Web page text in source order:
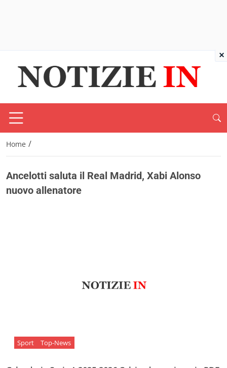
Home /
Ancelotti saluta il Real Madrid, Xabi Alonso
nuovo allenatore
Sport Top-News
×